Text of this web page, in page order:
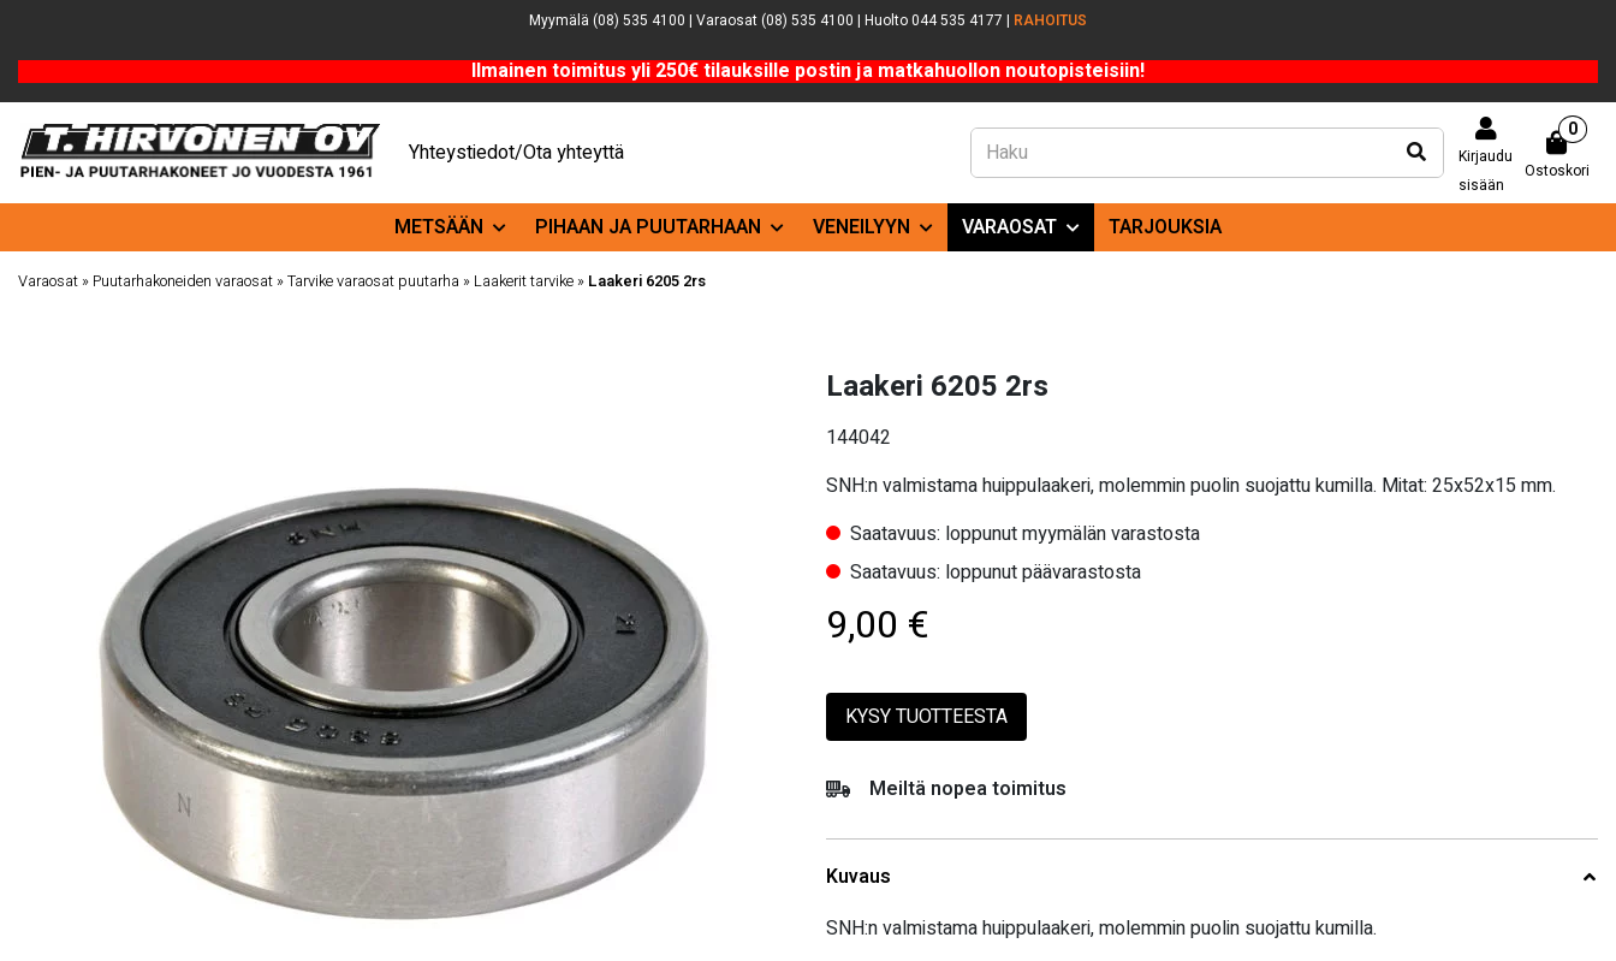
Myymälä (08) 535 4100 | Varaosat (08) 535 4100 | Huolto 044 535 4177 | RAHOITUS
Ilmainen toimitus yli 250€ tilauksille postin ja matkahuollon noutopisteisiin!
Yhteystiedot/Ota yhteyttä
Kirjaudu
sisään
Ostoskori
0
METSÄÄN PIHAAN JA PUUTARHAAN VENEILYYN VARAOSAT TARJOUKSIA
Varaosat » Puutarhakoneiden varaosat »Tarvike varaosat puutarha » Laakerit tarvike » Laakeri 6205 2rs
Laakeri 6205 2rs
144042
SNH:n valmistama huippulaakeri, molemmin puolin suojattu kumilla. Mitat: 25x52x15 mm.
Saatavuus: loppunut myymälän varastosta
Saatavuus: loppunut päävarastosta
9,00 €
KYSY TUOTTEESTA
Meiltä nopea toimitus
Kuvaus
SNH:n valmistama huippulaakeri, molemmin puolin suojattu kumilla.